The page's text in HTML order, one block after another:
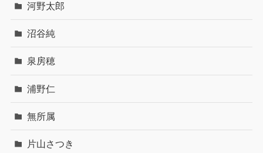
河野太郎
沼谷純
泉房穂
浦野仁
無所属
片山さつき